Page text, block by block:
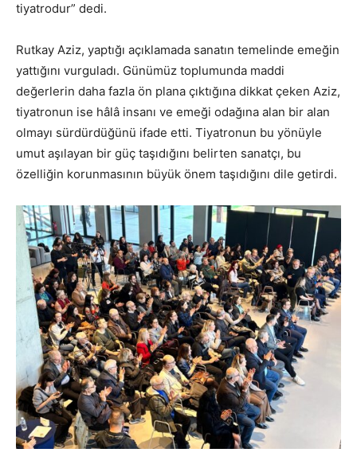
tiyatrodur” dedi.
Rutkay Aziz, yaptığı açıklamada sanatın temelinde emeğin
yattığını vurguladı. Günümüz toplumunda maddi
değerlerin daha fazla ön plana çıktığına dikkat çeken Aziz,
tiyatronun ise hâlâ insanı ve emeği odağına alan bir alan
olmayı sürdürdüğünü ifade etti. Tiyatronun bu yönüyle
umut aşılayan bir güç taşıdığını belirten sanatçı, bu
özelliğin korunmasının büyük önem taşıdığını dile getirdi.